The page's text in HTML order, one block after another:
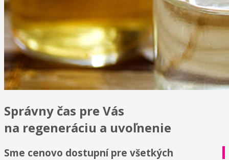
Správny čas pre Vás
na regeneráciu a uvoľnenie
Sme cenovo dostupní pre všetkých